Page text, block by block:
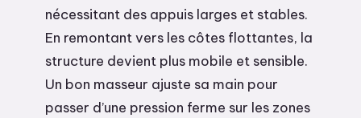
nécessitant des appuis larges et stables.
En remontant vers les côtes flottantes, la
structure devient plus mobile et sensible.
Un bon masseur ajuste sa main pour
passer d’une pression ferme sur les zones